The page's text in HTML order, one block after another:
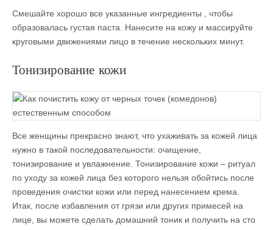
Смешайте хорошо все указанные ингредиенты , чтобы
образовалась густая паста. Нанесите на кожу и массируйте
круговыми движениями лицо в течение нескольких минут.
Тонизирование кожи
Все женщины прекрасно знают, что ухаживать за кожей лица
нужно в такой последовательности: очищение,
тонизирование и увлажнение. Тонизирование кожи – ритуал
по уходу за кожей лица без которого нельзя обойтись после
проведения очистки кожи или перед нанесением крема.
Итак, после избавления от грязи или других примесей на
лице, вы можете сделать домашний тоник и получить на сто